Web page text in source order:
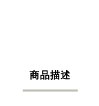
商品描述